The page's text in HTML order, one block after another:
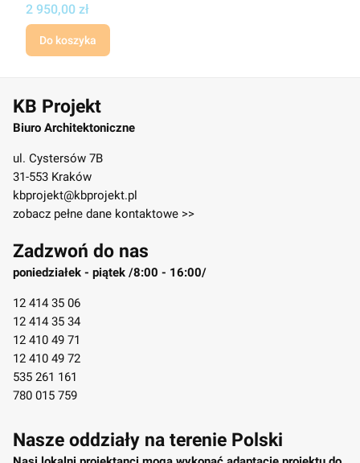
Cena
2 950,00 zł
Do koszyka
KB Projekt
Biuro Architektoniczne
ul. Cystersów 7B
31-553 Kraków
kbprojekt@kbprojekt.pl
zobacz pełne dane kontaktowe >>
Zadzwoń do nas
poniedziałek - piątek /8:00 - 16:00/
12 414 35 06
12 414 35 34
12 410 49 71
12 410 49 72
535 261 161
780 015 759
Nasze oddziały na terenie Polski